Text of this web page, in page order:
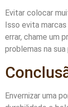
Evitar colocar
Isso evita
errar, chame um
problemas na sua
Envernizar uma